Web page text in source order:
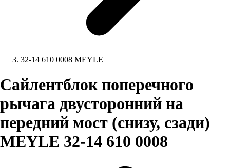
32-14 610 0008 MEYLE
Сайлентблок поперечного
рычага двусторонний на
передний мост (снизу, сзади)
MEYLE 32-14 610 0008